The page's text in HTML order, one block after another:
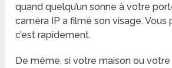
quand quelqu’un sonne à votre
caméra IP a filmé son visage. Vous
c’est rapidement.
De même, si votre maison ou